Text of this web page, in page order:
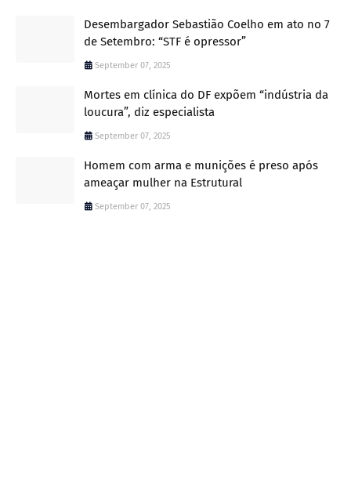
Desembargador Sebastião Coelho em ato no 7
de Setembro: “STF é opressor”
September 07, 2025
Mortes em clínica do DF expõem “indústria da
loucura”, diz especialista
September 07, 2025
Homem com arma e munições é preso após
ameaçar mulher na Estrutural
September 07, 2025